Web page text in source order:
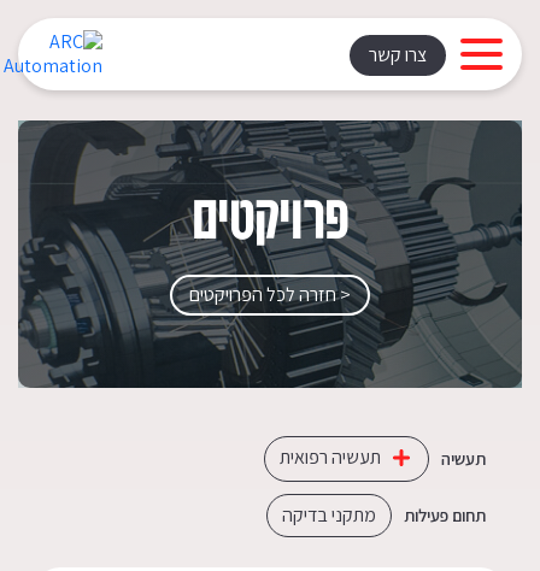
צרו קשר
פרויקטים
< חזרה לכל הפרויקטים
תעשיה תעשיה רפואית
תחום פעילות מתקני בדיקה